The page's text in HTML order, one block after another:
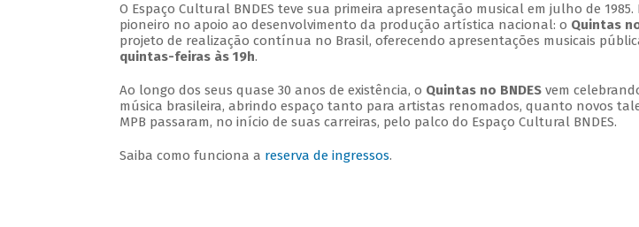
O Espaço Cultural BNDES teve sua primeira apresentação musical em julho de
pioneiro no apoio ao desenvolvimento da produção artística nacional: o Quintas
projeto de realização contínua no Brasil, oferecendo apresentações musicais
quintas-feiras às 19h.
Ao longo dos seus quase 30 anos de existência, o Quintas no BNDESvem
música brasileira, abrindo espaço tanto para artistas renomados, quanto novos
MPB passaram, no início de suas carreiras, pelo palco do Espaço Cultural BNDES.
Saiba como funciona a reserva de ingressos.